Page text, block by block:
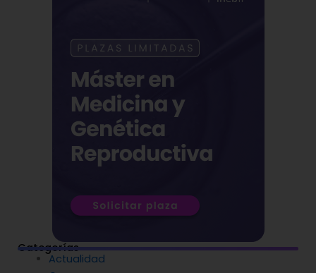
Actualidad
Congresos
Coronavirus
CRISPR
Diagnóstico Genético
Enfermedades Raras
Envejecimiento y longevidad
Epigenética
Farmacogenética
Formación
Genética del cáncer